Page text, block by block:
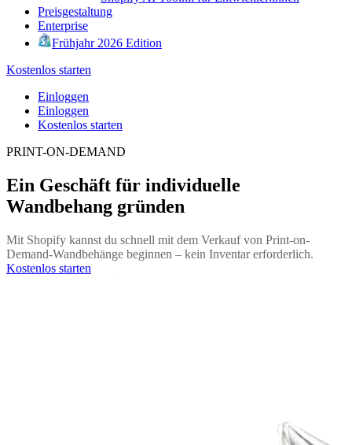
Preisgestaltung
Enterprise
Frühjahr 2026 Edition
Kostenlos starten
Einloggen
Einloggen
Kostenlos starten
PRINT-ON-DEMAND
Ein Geschäft für individuelle
Wandbehang gründen
Mit Shopify kannst du schnell mit dem Verkauf von Print-on-
Demand-Wandbehänge beginnen – kein Inventar erforderlich.
Kostenlos starten